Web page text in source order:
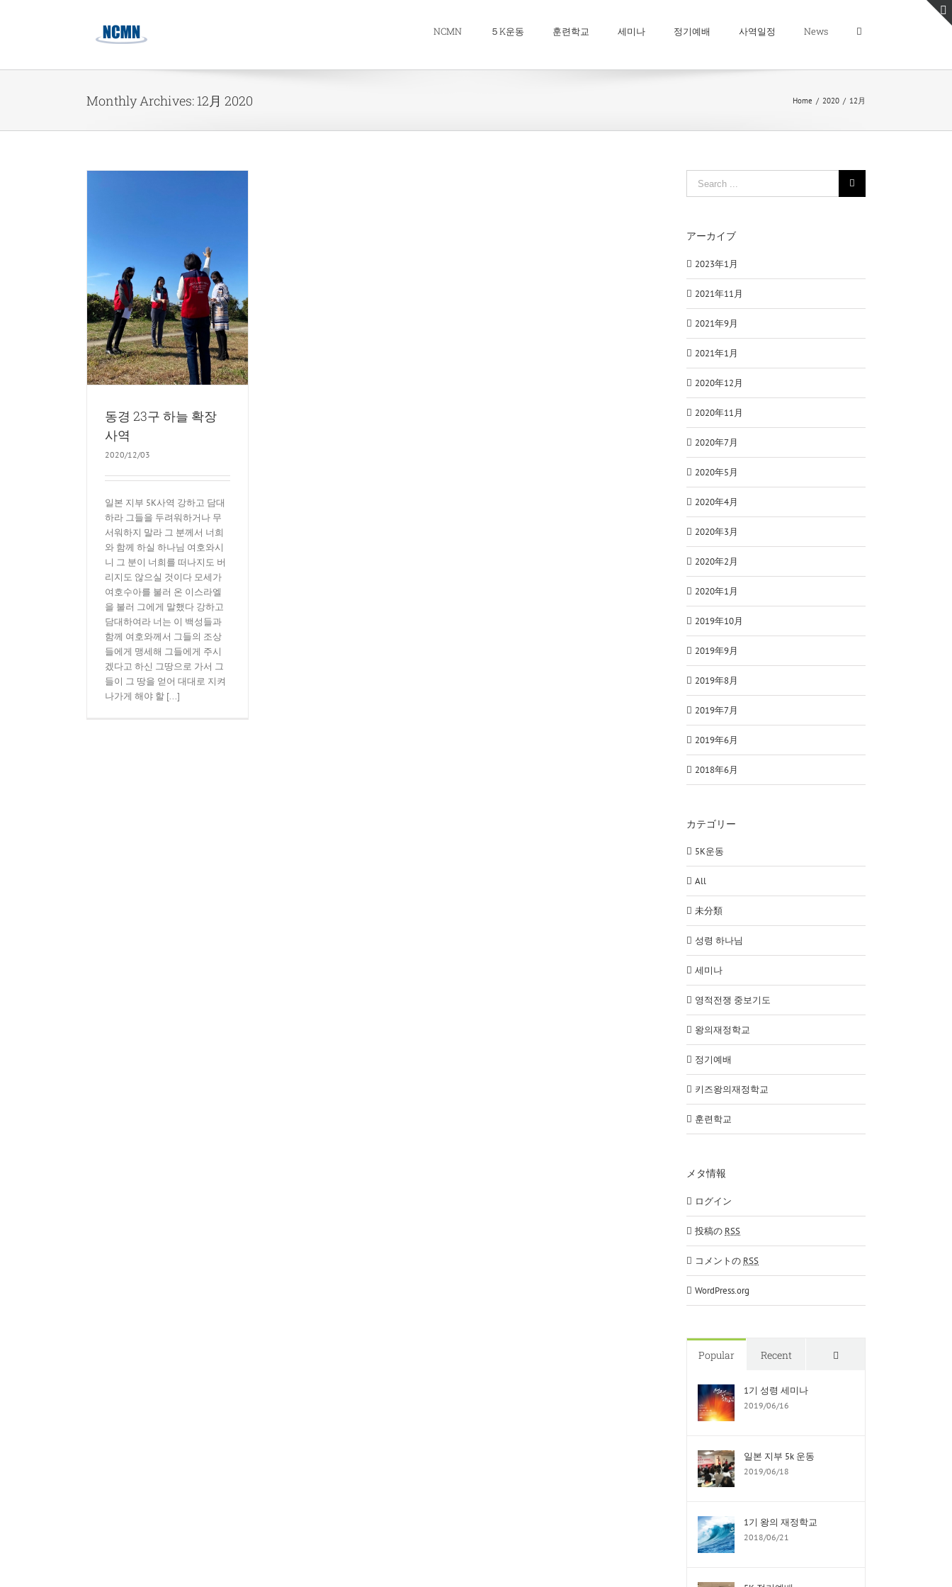
NCMN ５K운동 훈련학교 세미나 정기예배 사역일정 News
Monthly Archives:12月 2020 Home / 2020 / 12月
동경 23구 하늘 확장
사역
2020/12/03
일본 지부 5K사역 강하고 담대
하라 그들을 두려워하거나 무
서워하지 말라 그 분께서 너희
와 함께 하실 하나님 여호와시
니 그 분이 너희를 떠나지도 버
리지도 않으실 것이다 모세가
여호수아를 불러 온 이스라엘
을 불러 그에게 말했다 강하고
담대하여라 너는 이 백성들과
함께 여호와께서 그들의 조상
들에게 맹세해 그들에게 주시
겠다고 하신 그땅으로 가서 그
들이 그 땅을 얻어 대대로 지켜
나가게 해야 할 [...]
アーカイブ
2023年1月
2021年11月
2021年9月
2021年1月
2020年12月
2020年11月
2020年7月
2020年5月
2020年4月
2020年3月
2020年2月
2020年1月
2019年10月
2019年9月
2019年8月
2019年7月
2019年6月
2018年6月
カテゴリー
5K운동
All
未分類
성령 하나님
세미나
영적전쟁 중보기도
왕의재정학교
정기예배
키즈왕의재정학교
훈련학교
メタ情報
ログイン
投稿の RSS
コメントの RSS
WordPress.org
Popular Recent Comments
1기 성령 세미나
2019/06/16
일본 지부 5k 운동
2019/06/18
1기 왕의 재정학교
2018/06/21